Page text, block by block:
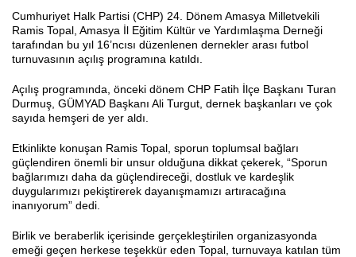
Cumhuriyet Halk Partisi (CHP) 24. Dönem Amasya Milletvekili
Ramis Topal, Amasya İl Eğitim Kültür ve Yardımlaşma Derneği
tarafından bu yıl 16’ncısı düzenlenen dernekler arası futbol
turnuvasının açılış programına katıldı.
Açılış programında, önceki dönem CHP Fatih İlçe Başkanı Turan
Durmuş, GÜMYAD Başkanı Ali Turgut, dernek başkanları ve çok
sayıda hemşeri de yer aldı.
Etkinlikte konuşan Ramis Topal, sporun toplumsal bağları
güçlendiren önemli bir unsur olduğuna dikkat çekerek, “Sporun
bağlarımızı daha da güçlendireceği, dostluk ve kardeşlik
duygularımızı pekiştirerek dayanışmamızı artıracağına
inanıyorum” dedi.
Birlik ve beraberlik içerisinde gerçekleştirilen organizasyonda
emeği geçen herkese teşekkür eden Topal, turnuvaya katılan tüm